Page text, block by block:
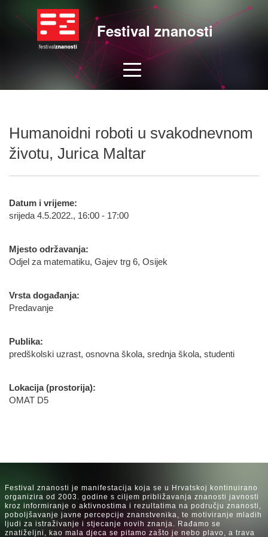
Festival znanosti
Humanoidni roboti u svakodnevnom
životu, Jurica Maltar
Datum i vrijeme:
srijeda 4.5.2022., 16:00 - 17:00
Mjesto održavanja:
Odjel za matematiku, Gajev trg 6, Osijek
Vrsta događanja:
Predavanje
Publika:
predškolski uzrast, osnovna škola, srednja škola, studenti
Lokacija (prostorija):
OMAT D5
Festival znanosti je manifestacija koja se u Hrvatskoj kontinuirano
organizira od 2003. godine s ciljem približavanja znanosti javnosti
kroz informiranje o aktivnostima i rezultatima na području znanosti,
poboljšavanje javne percepcije znanstvenika, te motiviranje mladih
ljudi za istraživanje i stjecanje novih znanja. Rađamo se
znatiželjni, kao mala djeca se pitamo zašto je nebo plavo, a trava